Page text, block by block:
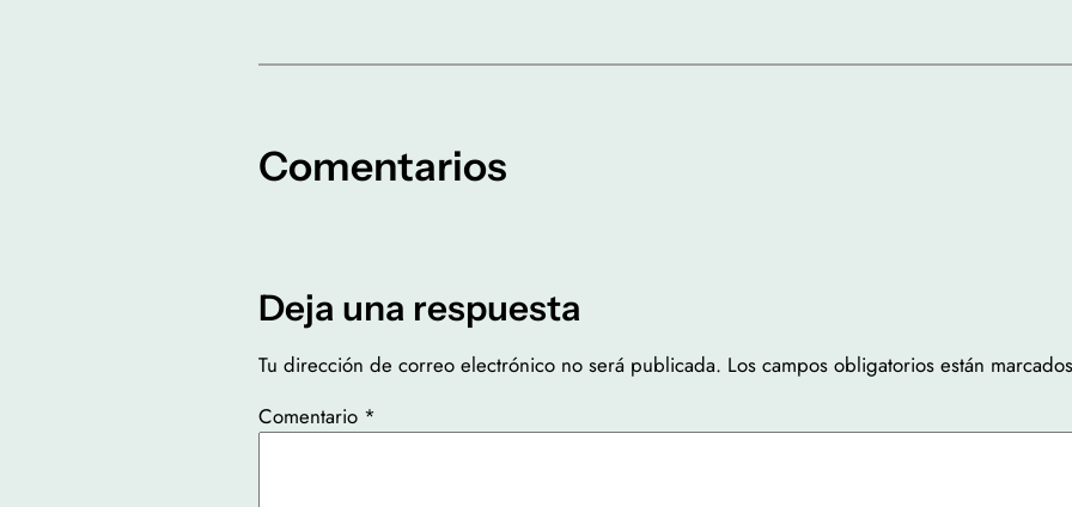
Comentarios
Deja una respuesta
Tu dirección de correo electrónico no será publicada. Los campos obligatorios están
Comentario *